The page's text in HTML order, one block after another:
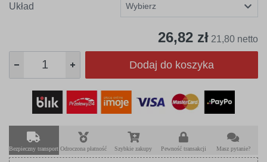
Układ
26,82 zł 21,80 netto
Dodaj do koszyka
Bezpieczny transport Odroczona płatność Szybkie zakupy Pewność transakcji Masz pytanie?